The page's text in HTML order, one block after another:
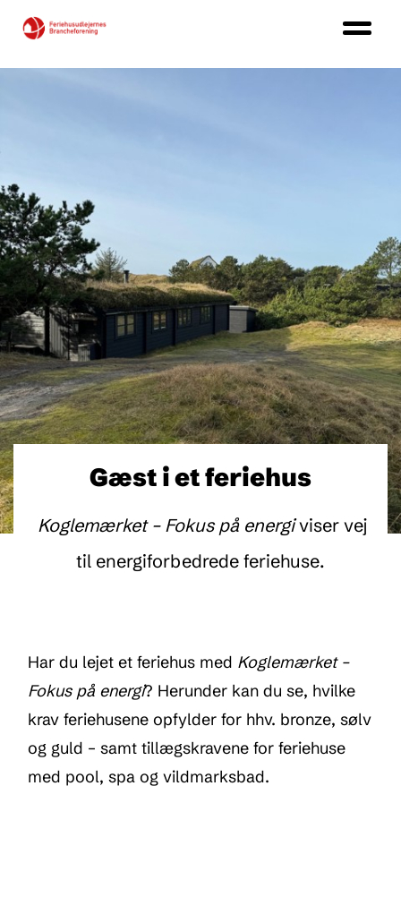
Gæst i et feriehus
Koglemærket – Fokus på energiviser vej
til energiforbedrede feriehuse.
Har du lejet et feriehus med Koglemærket –
Fokus på energi? Herunder kan du se, hvilke
krav feriehusene opfylder for hhv. bronze, sølv
og guld – samt tillægskravene for feriehuse
med pool, spa og vildmarksbad.